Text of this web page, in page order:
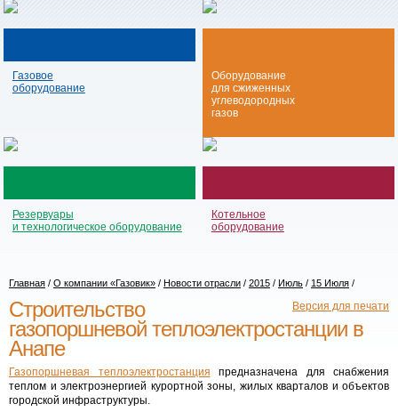
Газовое
оборудование
Оборудование
для сжиженных
углеводородных
газов
Резервуары
и технологическое оборудование
Котельное
оборудование
Главная / О компании «Газовик» / Новости отрасли / 2015 / Июль / 15 Июля /
Версия для печати
Строительство
газопоршневой теплоэлектростанции в
Анапе
Газопоршневая теплоэлектростанция предназначена для снабжения
теплом и электроэнергией курортной зоны, жилых кварталов и объектов
городской инфраструктуры.